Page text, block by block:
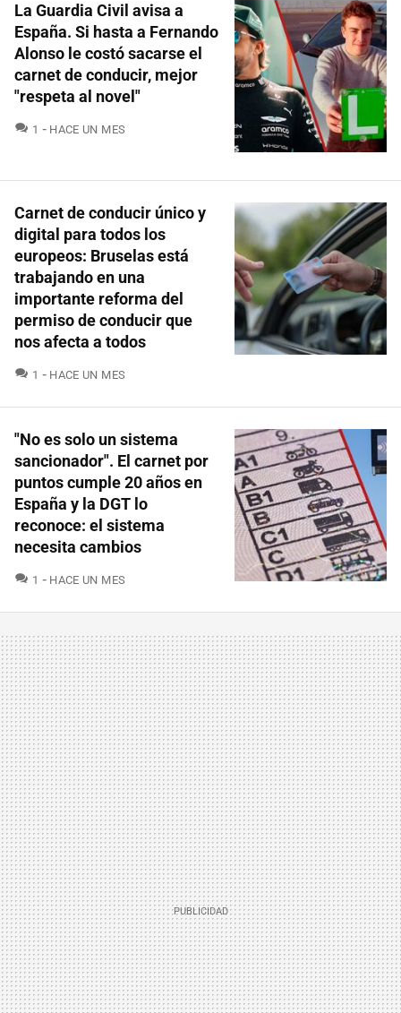
La Guardia Civil avisa a
España. Si hasta a Fernando
Alonso le costó sacarse el
carnet de conducir, mejor
"respeta al novel"
1 COMENTARIOS
HACE UN MES
Carnet de conducir único y
digital para todos los
europeos: Bruselas está
trabajando en una
importante reforma del
permiso de conducir que
nos afecta a todos
1 COMENTARIOS
HACE UN MES
"No es solo un sistema
sancionador". El carnet por
puntos cumple 20 años en
España y la DGT lo
reconoce: el sistema
necesita cambios
1 COMENTARIOS
HACE UN MES